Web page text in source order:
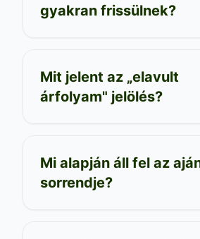
gyakran frissülnek?
Mit jelent az „elavult
árfolyam" jelölés?
Mi alapján áll fel az
sorrendje?